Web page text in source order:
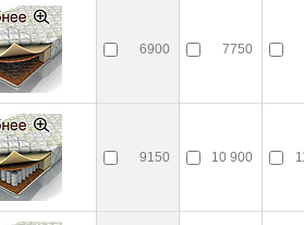
6900 7750
9150 10 900